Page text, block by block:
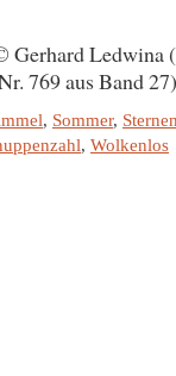
Gerhard Ledwina
769 aus Band 27)
, Sommer,
, Wolkenlos